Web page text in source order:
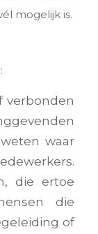
mogelijk is.
verbonden
waar
die ertoe
die
of